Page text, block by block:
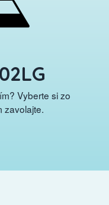
Vyberte si zo
zavolajte.